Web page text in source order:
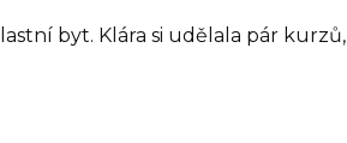
byt. Klára si udělala pár kurzů,